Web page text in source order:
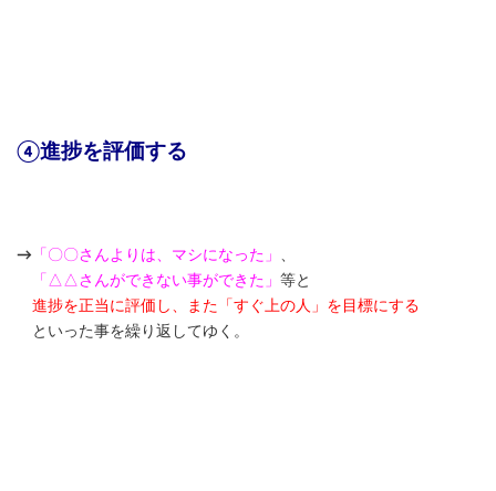
④進捗を評価する
→ 「〇〇さんよりは、マシになった」 、
「△△さんができない事ができた」 等と
進捗を正当に評価し、また「すぐ上の人」を目標にする
といった事を繰り返してゆく。